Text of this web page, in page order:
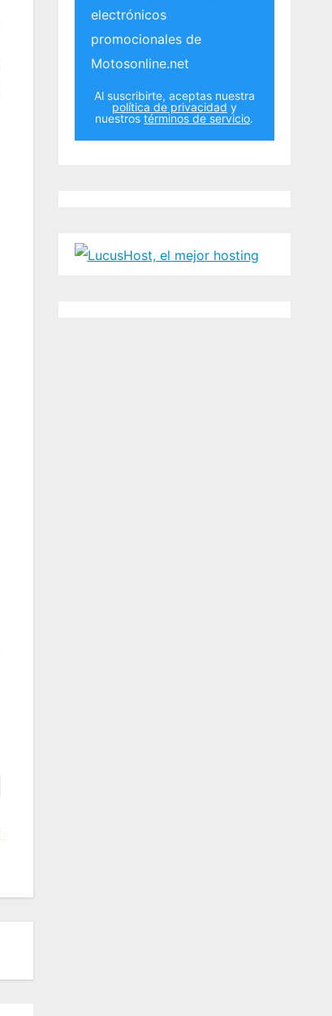
electrónicos
promocionales de
Motosonline.net
Al suscribirte, aceptas nuestra
política de privacidad y
nuestrostérminos de servicio.